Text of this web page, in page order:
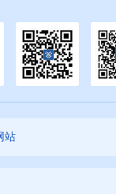
入境管理服务公开
闻发布厅
站